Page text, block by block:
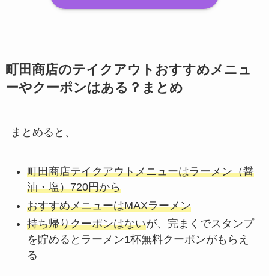
町田商店のテイクアウトおすすめメニュ
ーやクーポンはある？まとめ
まとめると、
町田商店テイクアウトメニューはラーメン（醤
油・塩）720円から
おすすめメニューはMAXラーメン
持ち帰りクーポンはないが、完まくでスタンプ
を貯めるとラーメン1杯無料クーポンがもらえ
る